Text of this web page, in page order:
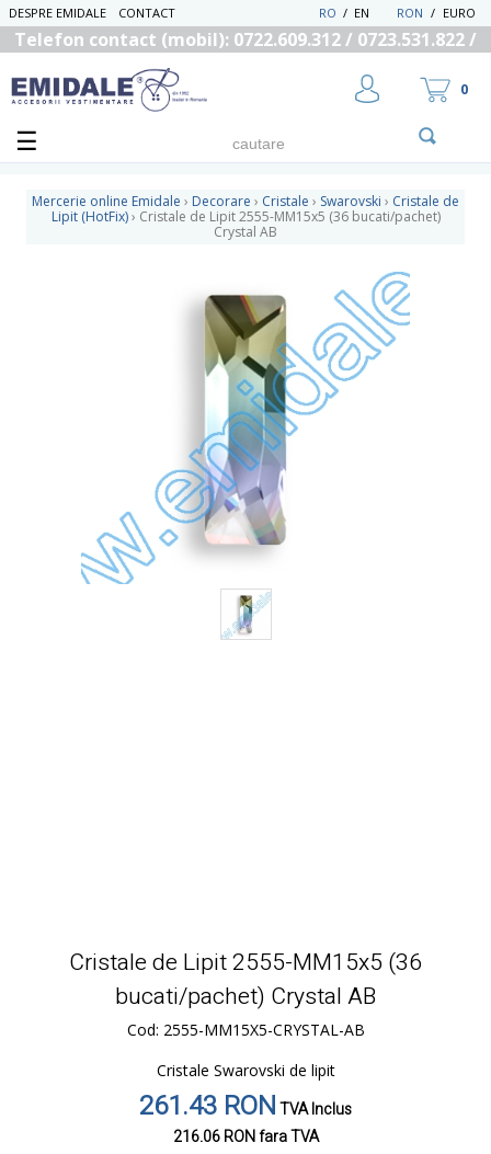
DESPRE EMIDALE CONTACT RON / EURO
EN
/
RO
Telefon contact (mobil): 0722.609.312 / 0723.531.822 /
RECUPEREAZA PAROLA
0
Mercerie online Emidale › Decorare › Cristale › Swarovski › Cristale de
Lipit (HotFix) › Cristale de Lipit 2555-MM15x5 (36 bucati/pachet)
Crystal AB
Cristale de Lipit 2555-MM15x5 (36
bucati/pachet) Crystal AB
Cod: 2555-MM15X5-CRYSTAL-AB
Cristale Swarovski de lipit
261.43 RONTVA Inclus
216.06 RONfara TVA